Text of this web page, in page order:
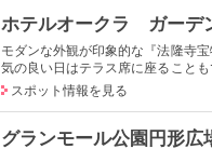
ホテルオークラ ガーデ
モダンな外観が印象的な『法隆寺
気の良い日はテラス席に座ること
スポット情報を見る
グランモール公園円形広